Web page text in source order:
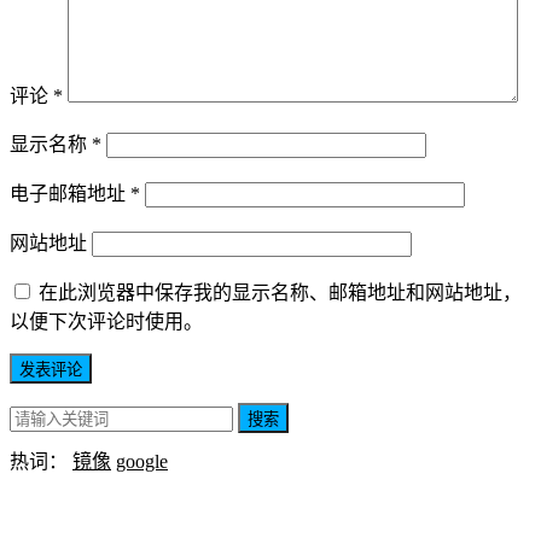
评论 *
显示名称 *
电子邮箱地址 *
网站地址
在此浏览器中保存我的显示名称、邮箱地址和网站地址，
以便下次评论时使用。
搜索
热词： 镜像 google